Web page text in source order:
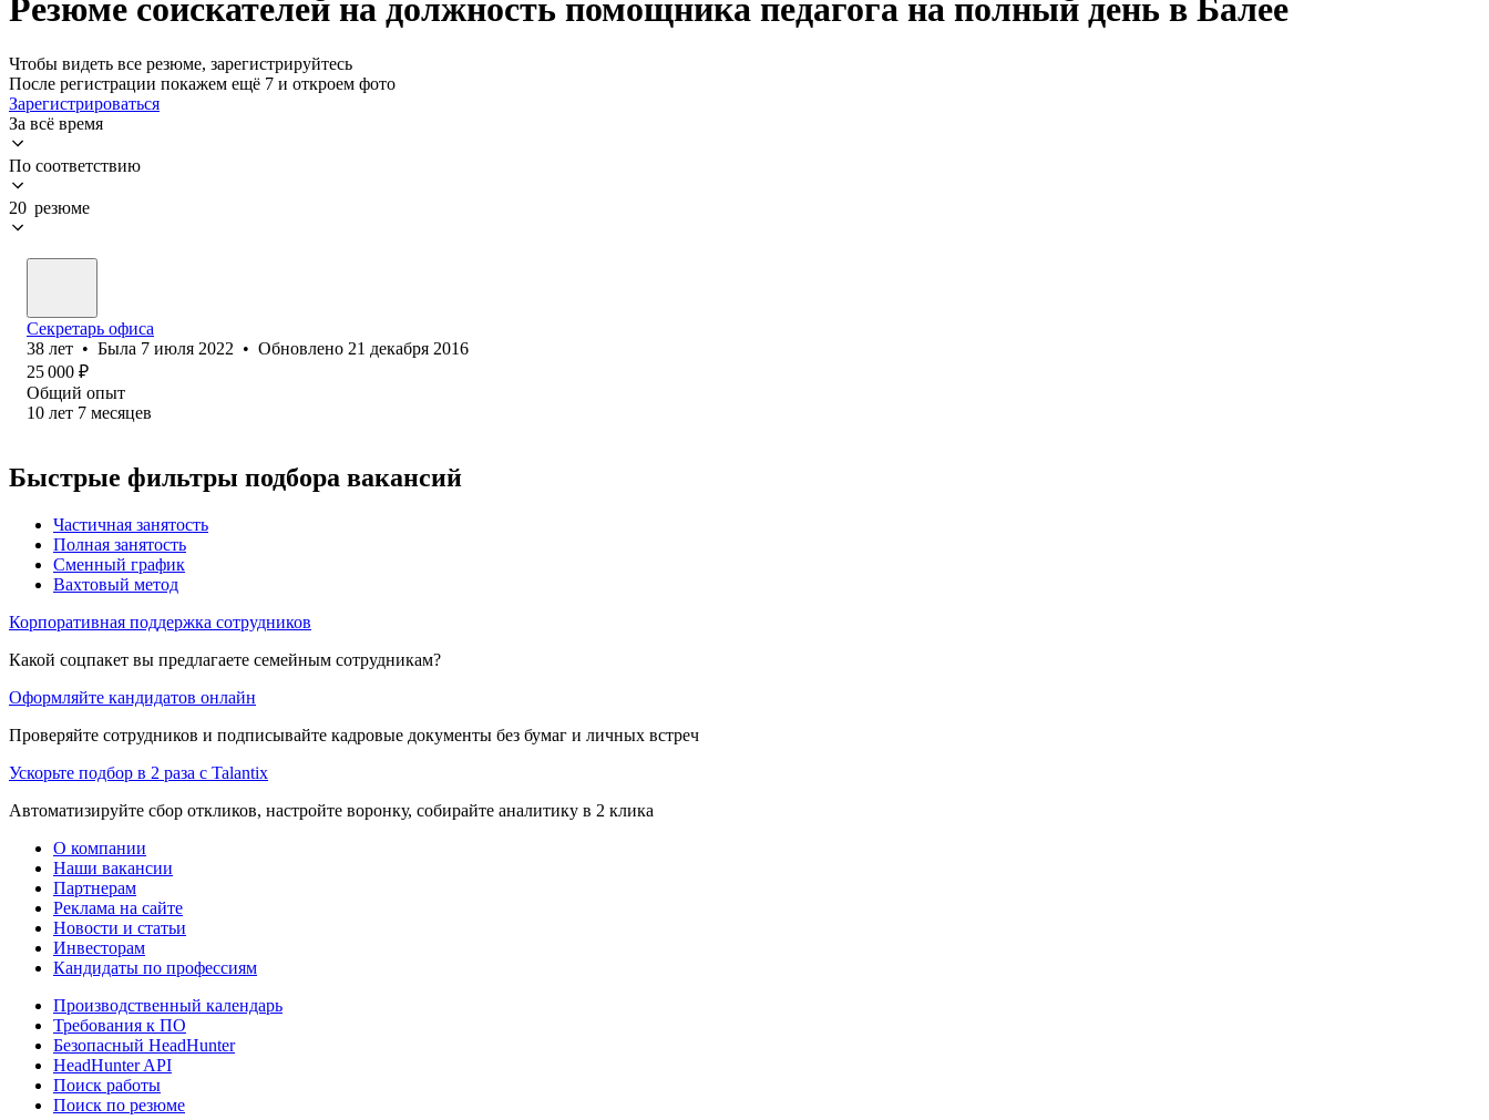
Резюме соискателей на должность помощника педагога на полный день в Балее
Чтобы видеть все резюме, зарегистрируйтесь
После регистрации покажем ещё 7 и откроем фото
Зарегистрироваться
За всё время
По соответствию
20 резюме
Секретарь офиса
38 лет • Была 7 июля 2022 • Обновлено 21 декабря 2016
25 000 ₽
Общий опыт
10 лет 7 месяцев
Быстрые фильтры подбора вакансий
Частичная занятость
Полная занятость
Сменный график
Вахтовый метод
Корпоративная поддержка сотрудников
Какой соцпакет вы предлагаете семейным сотрудникам?
Оформляйте кандидатов онлайн
Проверяйте сотрудников и подписывайте кадровые документы без бумаг и личных встреч
Ускорьте подбор в 2 раза с Talantix
Автоматизируйте сбор откликов, настройте воронку, собирайте аналитику в 2 клика
О компании
Наши вакансии
Партнерам
Реклама на сайте
Новости и статьи
Инвесторам
Кандидаты по профессиям
Производственный календарь
Требования к ПО
Безопасный HeadHunter
HeadHunter API
Поиск работы
Поиск по резюме